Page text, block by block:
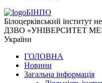
БІНПО
Білоцерківський інститут
ДЗВО «УНІВЕРСИТЕТ
України
ГОЛОВНА
Новини
Загальна інформація